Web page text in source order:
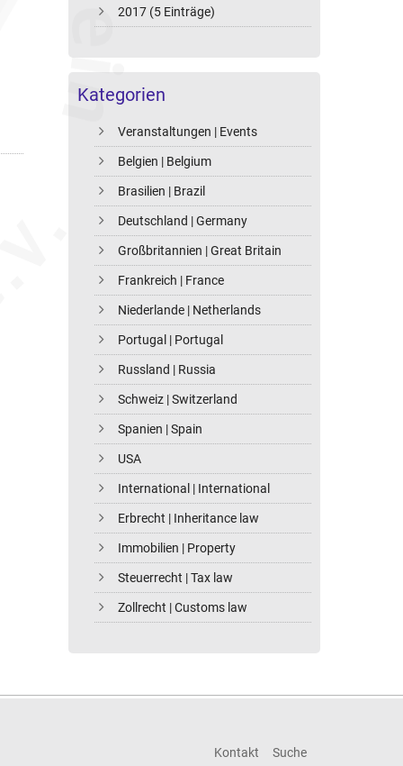
2017 (5 Einträge)
Kategorien
Veranstaltungen | Events
Belgien | Belgium
Brasilien | Brazil
Deutschland | Germany
Großbritannien | Great Britain
Frankreich | France
Niederlande | Netherlands
Portugal | Portugal
Russland | Russia
Schweiz | Switzerland
Spanien | Spain
USA
International | International
Erbrecht | Inheritance law
Immobilien | Property
Steuerrecht | Tax law
Zollrecht | Customs law
Kontakt Suche